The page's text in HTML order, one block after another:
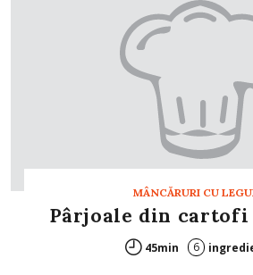
MÂNCĂRURI CU
Pârjoale din cartofi
45min 6